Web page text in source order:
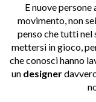
E nuove persone
movimento, non
penso che tutti
mettersi in gioco,
che conosci hanno
un designer